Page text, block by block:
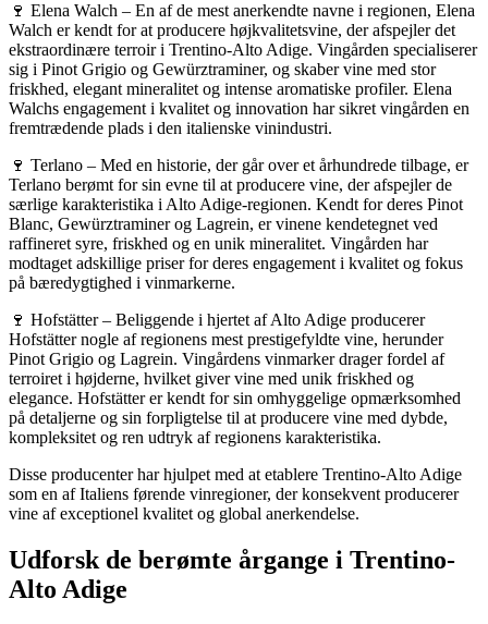
🍷 Elena Walch – En af de mest anerkendte navne i regionen, Elena
Walch er kendt for at producere højkvalitetsvine, der afspejler det
ekstraordinære terroir i Trentino-Alto Adige. Vingården specialiserer
sig i Pinot Grigio og Gewürztraminer, og skaber vine med stor
friskhed, elegant mineralitet og intense aromatiske profiler. Elena
Walchs engagement i kvalitet og innovation har sikret vingården en
fremtrædende plads i den italienske vinindustri.
🍷 Terlano – Med en historie, der går over et århundrede tilbage, er
Terlano berømt for sin evne til at producere vine, der afspejler de
særlige karakteristika i Alto Adige-regionen. Kendt for deres Pinot
Blanc, Gewürztraminer og Lagrein, er vinene kendetegnet ved
raffineret syre, friskhed og en unik mineralitet. Vingården har
modtaget adskillige priser for deres engagement i kvalitet og fokus
på bæredygtighed i vinmarkerne.
🍷 Hofstätter – Beliggende i hjertet af Alto Adige producerer
Hofstätter nogle af regionens mest prestigefyldte vine, herunder
Pinot Grigio og Lagrein. Vingårdens vinmarker drager fordel af
terroiret i højderne, hvilket giver vine med unik friskhed og
elegance. Hofstätter er kendt for sin omhyggelige opmærksomhed
på detaljerne og sin forpligtelse til at producere vine med dybde,
kompleksitet og ren udtryk af regionens karakteristika.
Disse producenter har hjulpet med at etablere Trentino-Alto Adige
som en af Italiens førende vinregioner, der konsekvent producerer
vine af exceptionel kvalitet og global anerkendelse.
Udforsk de berømte årgange i Trentino-
Alto Adige